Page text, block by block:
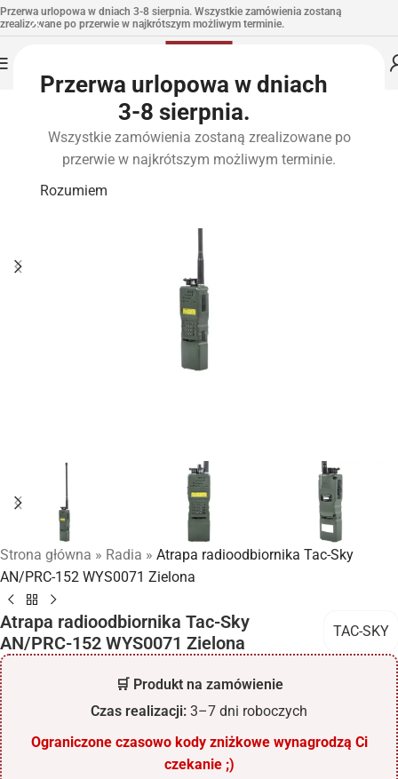
Przerwa urlopowa w dniach
3-8 sierpnia.
Wszystkie zamówienia zostaną zrealizowane po
przerwie w najkrótszym możliwym terminie.
Rozumiem
Przerwa urlopowa w dniach 3-8 sierpnia. Wszystkie zamówienia zostaną
zrealizowane po przerwie w najkrótszym możliwym terminie.
Strona główna » Radia » Atrapa radioodbiornika Tac-Sky
AN/PRC-152 WYS0071 Zielona
Atrapa radioodbiornika Tac-Sky
AN/PRC-152 WYS0071 Zielona
TAC-SKY
🛒 Produkt na zamówienie
Czas realizacji: 3–7 dni roboczych
Ograniczone czasowo kody zniżkowe wynagrodzą Ci
czekanie ;)